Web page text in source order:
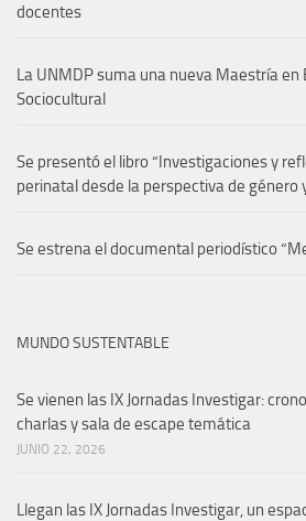
docentes
La UNMDP suma una nueva Maestría en
Sociocultural
Se presentó el libro “Investigaciones y
perinatal desde la perspectiva de género
Se estrena el documental periodístico
MUNDO SUSTENTABLE
Se vienen las IX Jornadas Investigar:
charlas y sala de escape temática
JUNIO 22, 2026
Llegan las IX Jornadas Investigar, un